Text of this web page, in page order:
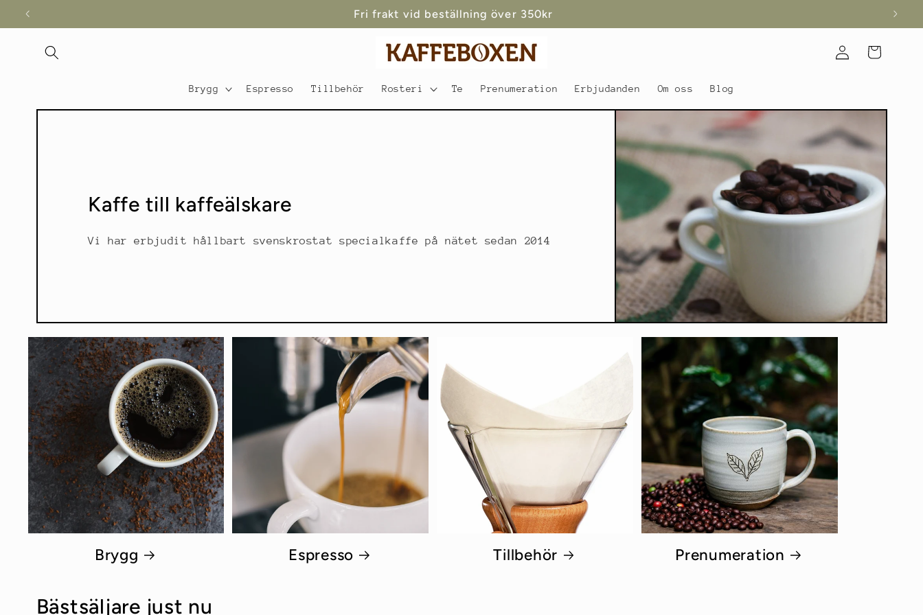
vidare
Snabba leveranser
Brygg Espresso Tillbehör Rosteri Te Prenumeration Erbjudanden Om oss Blog
Logga
in
Varukorg
Kaffe till kaffeälskare
Vi har erbjudit hållbart svenskrostat specialkaffe på nätet sedan 2014
Brygg Espresso Tillbehör Prenumeration
Bästsäljare just nu